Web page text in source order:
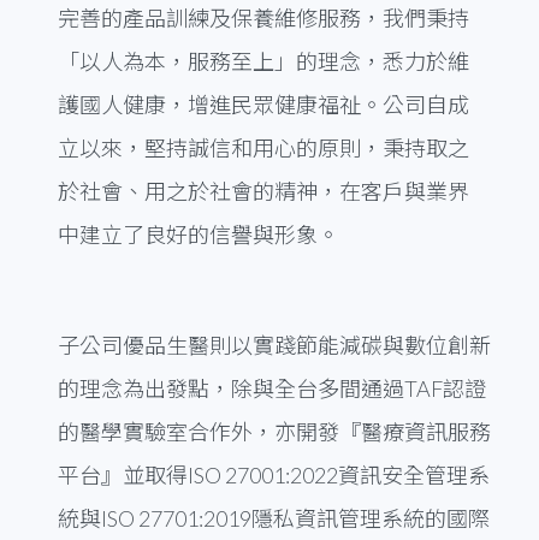
完善的產品訓練及保養維修服務，我們秉持
「以人為本，服務至上」的理念，悉力於維
護國人健康，增進民眾健康福祉。公司自成
立以來，堅持誠信和用心的原則，秉持取之
於社會、用之於社會的精神，在客戶與業界
中建立了良好的信譽與形象。
子公司優品生醫則以實踐節能減碳與數位創新
的理念為出發點，除與全台多間通過TAF認證
的醫學實驗室合作外，亦開發『醫療資訊服務
平台』並取得ISO 27001:2022資訊安全管理系
統與ISO 27701:2019隱私資訊管理系統的國際